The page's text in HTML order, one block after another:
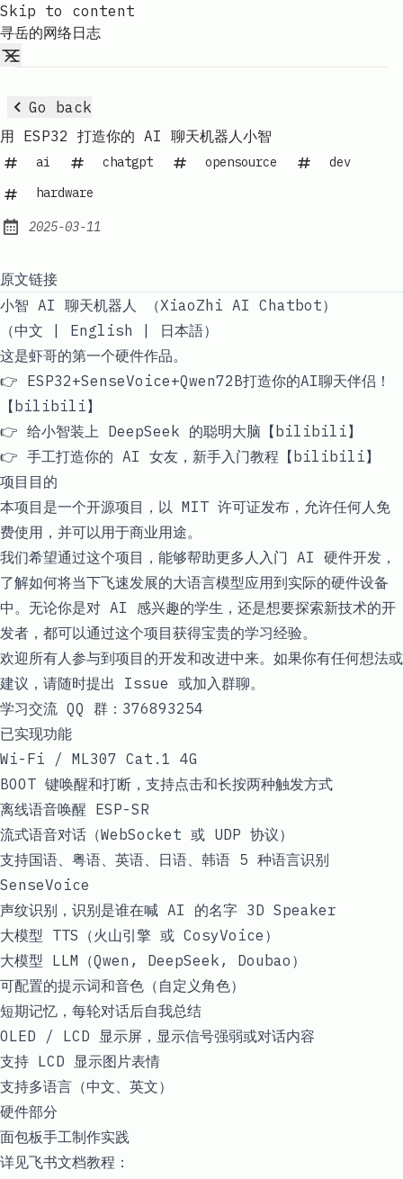
Skip to content
寻岳的网络日志
Go back
用 ESP32 打造你的 AI 聊天机器人小智
ai chatgpt opensource
dev
hardware
Published:
2025-03-11
原文链接
小智 AI 聊天机器人 （XiaoZhi AI Chatbot）
（中文 | English | 日本語）
这是虾哥的第一个硬件作品。
👉 ESP32+SenseVoice+Qwen72B打造你的AI聊天伴侣！
【bilibili】
👉 给小智装上 DeepSeek 的聪明大脑【bilibili】
👉 手工打造你的 AI 女友，新手入门教程【bilibili】
项目目的
本项目是一个开源项目，以 MIT 许可证发布，允许任何人免
费使用，并可以用于商业用途。
我们希望通过这个项目，能够帮助更多人入门 AI 硬件开发，
了解如何将当下飞速发展的大语言模型应用到实际的硬件设备
中。无论你是对 AI 感兴趣的学生，还是想要探索新技术的开
发者，都可以通过这个项目获得宝贵的学习经验。
欢迎所有人参与到项目的开发和改进中来。如果你有任何想法或
建议，请随时提出 Issue 或加入群聊。
学习交流 QQ 群：376893254
已实现功能
Wi-Fi / ML307 Cat.1 4G
BOOT 键唤醒和打断，支持点击和长按两种触发方式
离线语音唤醒 ESP-SR
流式语音对话（WebSocket 或 UDP 协议）
支持国语、粤语、英语、日语、韩语 5 种语言识别
SenseVoice
声纹识别，识别是谁在喊 AI 的名字 3D Speaker
大模型 TTS（火山引擎 或 CosyVoice）
大模型 LLM（Qwen, DeepSeek, Doubao）
可配置的提示词和音色（自定义角色）
短期记忆，每轮对话后自我总结
OLED / LCD 显示屏，显示信号强弱或对话内容
支持 LCD 显示图片表情
支持多语言（中文、英文）
硬件部分
面包板手工制作实践
详见飞书文档教程：